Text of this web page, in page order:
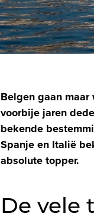
Belgen gaan
voorbije jaren
bekende
Spanje en Italië
absolute topper.
De vele